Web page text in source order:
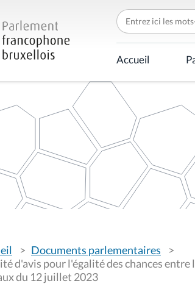
C
h
e
r
c
h
r
p
Accueil
Documents parlementaires
d'avis pour l'égalité des chances
du 12 juillet 2023